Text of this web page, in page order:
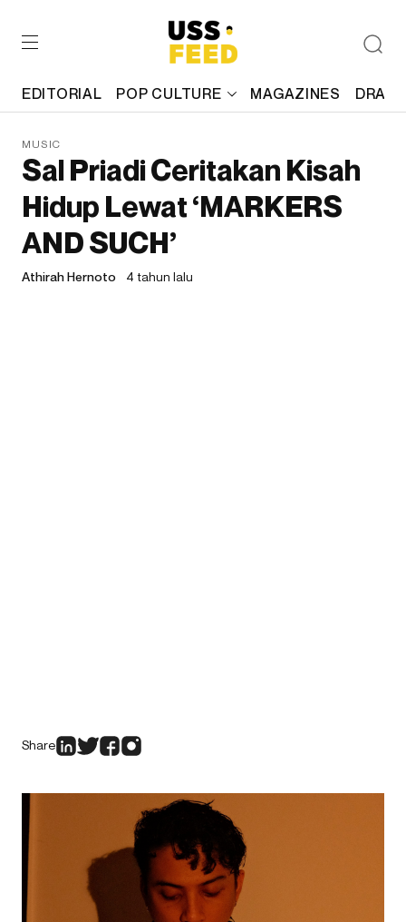
EDITORIAL POP CULTURE MAGAZINES
MUSIC
Sal Priadi Ceritakan Kisah
Hidup Lewat ‘MARKERS
AND SUCH’
Athirah Hernoto 4 tahun lalu
Share